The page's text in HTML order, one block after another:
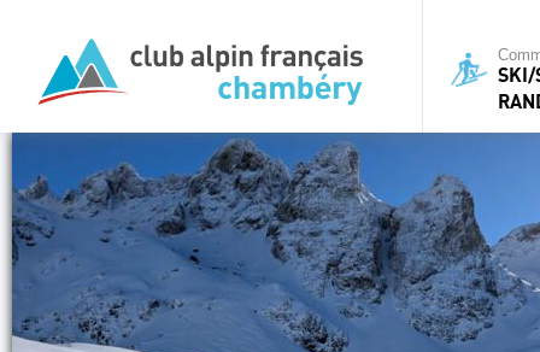
SKI/